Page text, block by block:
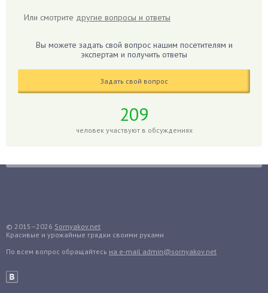
Гладиолусы
Голубика
Груши
Дайкон
Декабрист
Или смотрите другие вопросы и ответы
Вы можете задать свой вопрос нашим посетителям и
экспертам и получить ответы
Задать свой вопрос
209
человек участвуют в обсуждениях
© 2015–2026 Sornyakov.net
Красивые и урожайные грядки своими руками
По всем вопрос обращайтесь на e-mail admin@sornyakov.net